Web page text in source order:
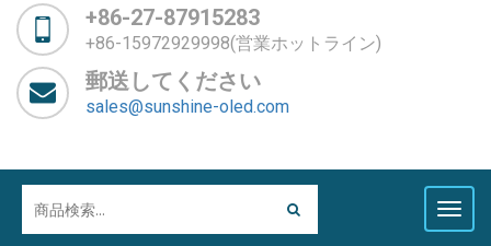
+86-27-87915283
+86-15972929998(営業ホットライン)
郵送してください
sales@sunshine-oled.com